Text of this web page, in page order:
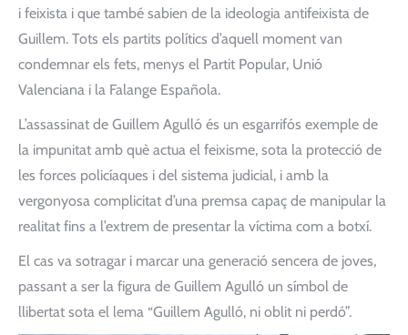
i feixista i que també sabien de la ideologia antifeixista de
Guillem. Tots els partits polítics d’aquell moment van
condemnar els fets, menys el Partit Popular, Unió
Valenciana i la Falange Española.
L’assassinat de Guillem Agulló és un esgarrifós exemple de
la impunitat amb què actua el feixisme, sota la protecció de
les forces policíaques i del sistema judicial, i amb la
vergonyosa complicitat d’una premsa capaç de manipular la
realitat fins a l’extrem de presentar la víctima com a botxí.
El cas va sotragar i marcar una generació sencera de joves,
passant a ser la figura de Guillem Agulló un símbol de
llibertat sota el lema “Guillem Agulló, ni oblit ni perdó”.